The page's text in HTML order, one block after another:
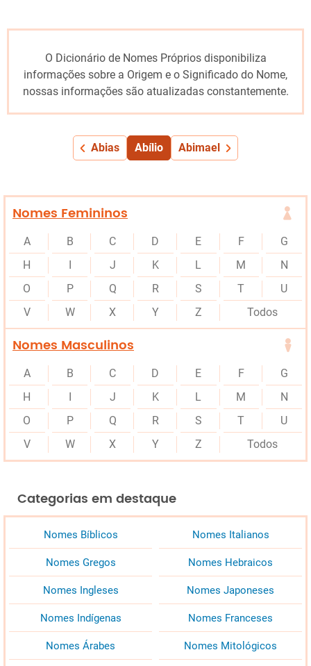
O Dicionário de Nomes Próprios disponibiliza
informações sobre a Origem e o Significado do Nome,
nossas informações são atualizadas constantemente.
Abias Abílio Abimael
Nomes Femininos
A B C D E F
G
H
J K L M
N
O
P Q R S T
U
V
W X Y Z Todos
Nomes Masculinos
A B C D E F
G
H
J K L M
N
O
P Q R S T
U
V
W X Y Z Todos
Categorias em destaque
Nomes Bíblicos Nomes Italianos
Nomes Gregos Nomes Hebraicos
Nomes Ingleses Nomes Japoneses
Nomes Indígenas Nomes Franceses
Nomes Árabes Nomes Mitológicos